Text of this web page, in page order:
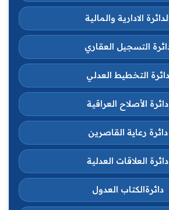
الادارية والمالية
التسجيل العقاري
دائرة التخطيط العدلي
دائرة الأصلاح العراقية
دائرة رعاية القاصرين
دائرة العلاقات العدلية
دائرةالكتاب العدول